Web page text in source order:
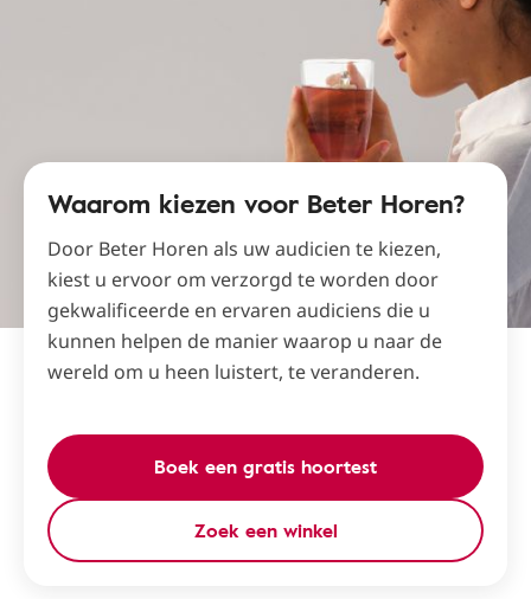
Waarom kiezen voor Beter Horen?
Door Beter Horen als uw audicien te kiezen,
kiest u ervoor om verzorgd te worden door
gekwalificeerde en ervaren audiciens die u
kunnen helpen de manier waarop u naar de
wereld om u heen luistert, te veranderen.
Boek een gratis hoortest
Zoek een winkel